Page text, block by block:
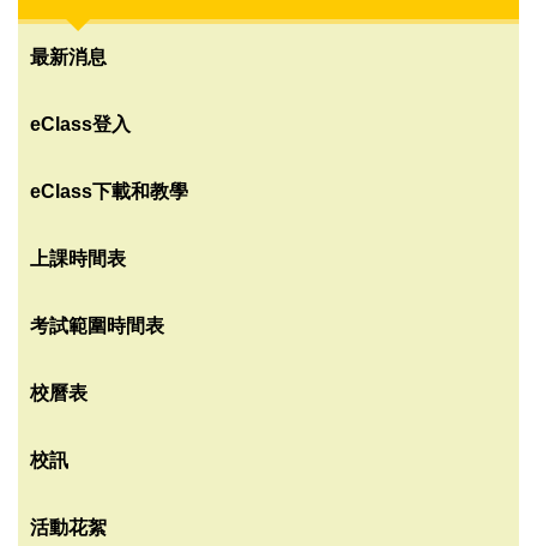
最新消息
eClass登入
eClass下載和教學
上課時間表
考試範圍時間表
校曆表
校訊
活動花絮